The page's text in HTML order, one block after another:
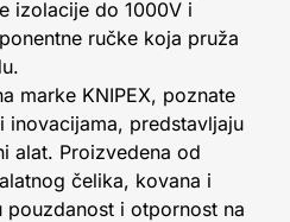
izolacije do 1000V i
ručke koja pruža
marke KNIPEX, poznate
inovacijama, predstavljaju
alat. Proizvedena od
čelika, kovana i
pouzdanost i otpornost na